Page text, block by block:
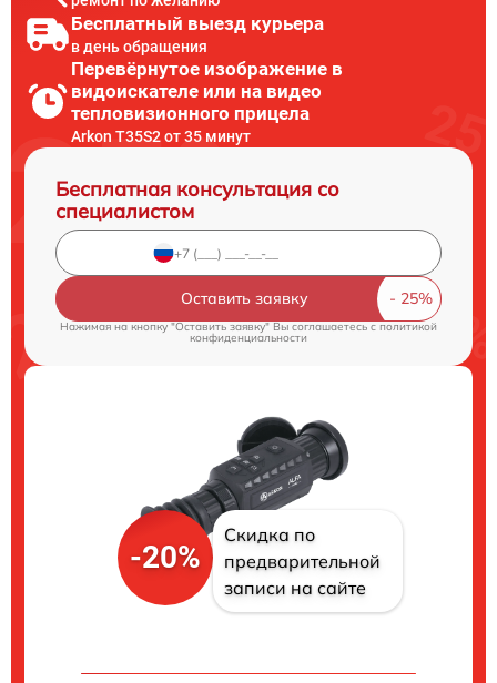
Бесплатный выезд курьера
в день обращения
Перевёрнутое изображение в
видоискателе или на видео
тепловизионного прицела
Arkon T35S2 от 35 минут
Бесплатная консультация со
специалистом
Оставить заявку
Нажимая на кнопку "Оставить заявку" Вы соглашаетесь c политикой
конфиденциальности
-20%
Скидка по
предварительной
записи на сайте